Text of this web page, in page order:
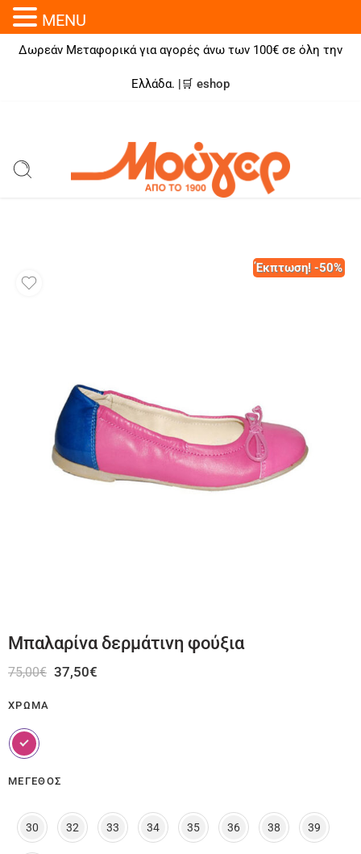
Δωρεάν Μεταφορικά για αγορές άνω των 100€ σε όλη την
Ελλάδα. |🛒 eshop
Έκπτωση! -50%
Μπαλαρίνα δερμάτινη φούξια
75,00€ 37,50€
ΧΡΏΜΑ
ΜΈΓΕΘΟΣ
30 32 33 34 35 36 38 39
MENU